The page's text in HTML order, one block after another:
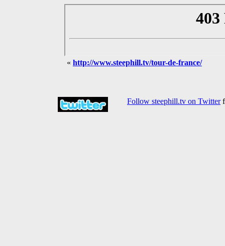
« http://www.steephill.tv/tour-de-france/
Follow steephill.tv on Twitter